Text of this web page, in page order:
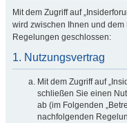
Mit dem Zugriff auf
wird zwischen Ihnen und
Regelungen geschlossen:
1. Nutzungsvertrag
Mit dem Zugriff auf
schließen Sie einen
ab (im Folgenden
nachfolgenden